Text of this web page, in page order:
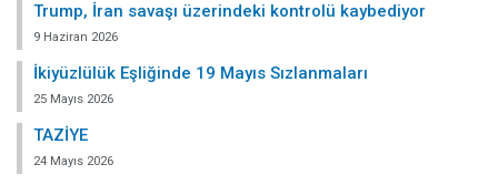
Trump, İran savaşı üzerindeki kontrolü kaybediyor
9 Haziran 2026
İkiyüzlülük Eşliğinde 19 Mayıs Sızlanmaları
25 Mayıs 2026
TAZİYE
24 Mayıs 2026